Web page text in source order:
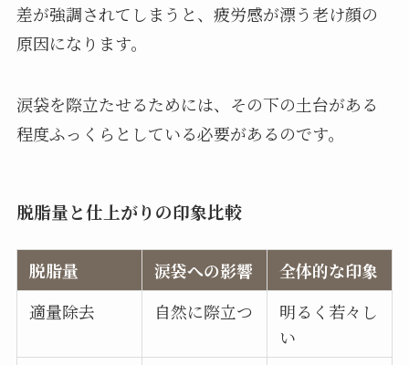
差が強調されてしまうと、疲労感が漂う老け顔の
原因になります。
涙袋を際立たせるためには、その下の土台がある
程度ふっくらとしている必要があるのです。
脱脂量と仕上がりの印象比較
脱脂量 涙袋への影響
全体的な印象
適量除去
自然に際立つ
明るく若々し
い